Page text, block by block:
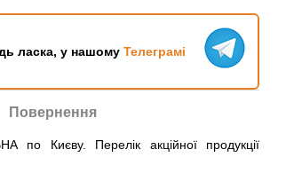
ласка, у нашому Телеграмі
Повернення
по Києву. Перелік акційної продукції